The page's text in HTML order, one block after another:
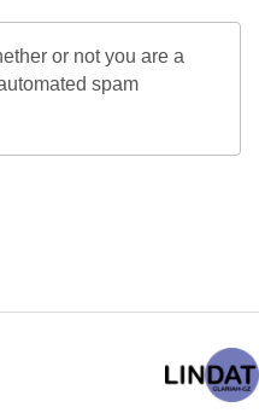
or not you are a
spam